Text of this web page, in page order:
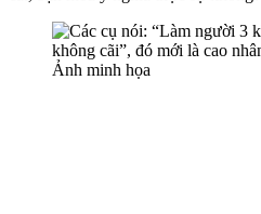
Ảnh minh họa